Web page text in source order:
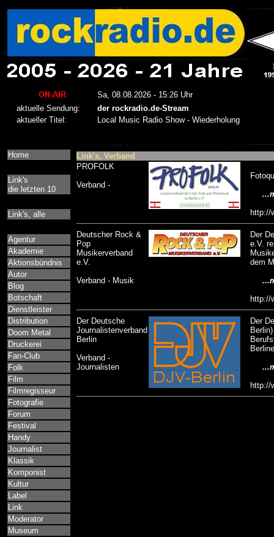
Home
Link's
die letzten 10
Link's, alle
Agentur
Akademie
Aktionsbündnis
Autor
Blog
Botschaft
Dienstleister
Distribution
Doom Metal
Druckerei
Fan-Club
Folk
Film
Filmregisseur
Fotografie
Forum
Festival
Handy
Journalist
Klassik
Komponist
Kultur
Label
Link
Moderator
Museum
Link's, Verband
PROFOLK
Verband -
http://
Deutscher Rock &
Pop
Musikerverband
e.V.
Verband - Musik
Der
e.V.
dem
http://
Der Deutsche
Journalistenverband
Berlin
Verband -
Journalisten
Der
http://